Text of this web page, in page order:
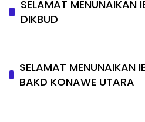
SELAMAT MENUNAIKAN
DIKBUD
SELAMAT MENUNAIKAN
BAKD KONAWE UTARA